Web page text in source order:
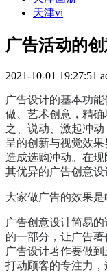
天津vi
广告活动的
2021-10-01 19:27:51
广告设计的基本功
做、艺术创意，精
之、说动、激起冲
呈的创新与视觉效
造成选购冲动。在
其优异的广告创意设
大家做广告的效果是
广告创意设计简易
的一部分，让广告
广告设计著作要做
打动顾客的专注力，